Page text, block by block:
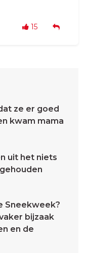
15
ze er goed
kwam mama
uit het niets
Sneekweek?
bijzaak
en de